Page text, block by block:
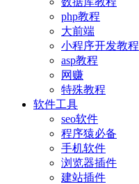
php教程
大前端
小程序开发教程
asp教程
网赚
特殊教程
软件工具
seo软件
程序猿必备
手机软件
浏览器插件
建站插件